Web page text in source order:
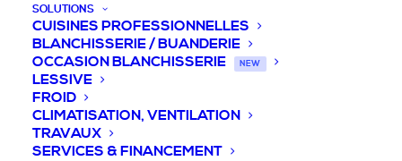
SOLUTIONS
CUISINES PROFESSIONNELLES
BLANCHISSERIE / BUANDERIE
OCCASION BLANCHISSERIE
NEW
LESSIVE
FROID
CLIMATISATION, VENTILATION
TRAVAUX
SERVICES & FINANCEMENT